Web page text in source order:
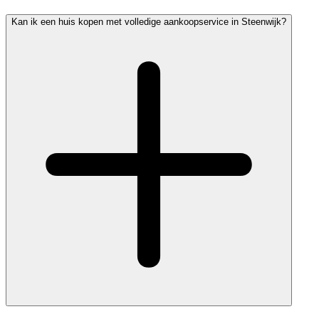
Kan ik een huis kopen met volledige aankoopservice in Steenwijk?